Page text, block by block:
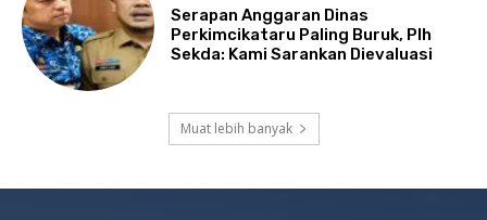
Serapan Anggaran Dinas
Perkimcikataru Paling Buruk, Plh
Sekda: Kami Sarankan Dievaluasi
Muat lebih banyak